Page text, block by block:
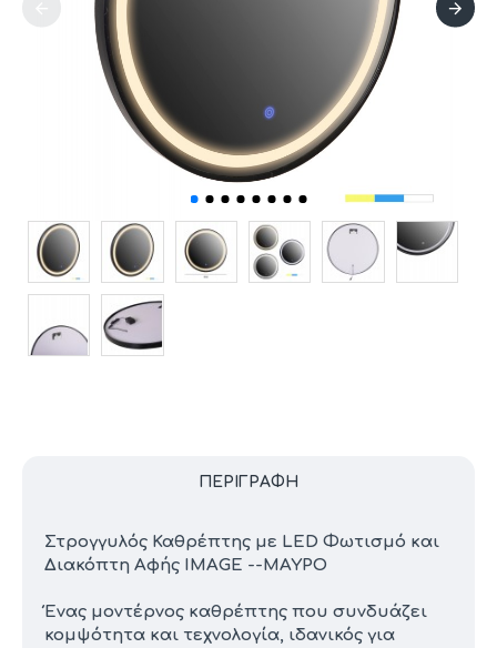
ΠΕΡΙΓΡΑΦΉ
Στρογγυλός Καθρέπτης με LED Φωτισμό και
Διακόπτη Αφής IMAGE --ΜΑΥΡΟ
Ένας μοντέρνος καθρέπτης που συνδυάζει
κομψότητα και τεχνολογία, ιδανικός για